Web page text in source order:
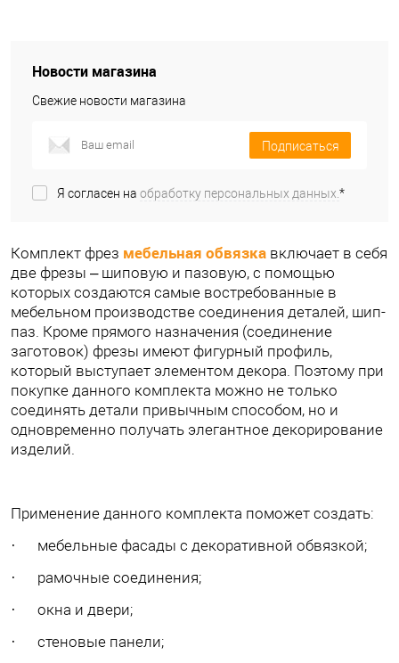
Новости магазина
Свежие новости магазина
Подписаться
Я согласен на обработку персональных данных.*
Комплект фрез мебельная обвязка включает в себя
две фрезы – шиповую и пазовую, с помощью
которых создаются самые востребованные в
мебельном производстве соединения деталей, шип-
паз. Кроме прямого назначения (соединение
заготовок) фрезы имеют фигурный профиль,
который выступает элементом декора. Поэтому при
покупке данного комплекта можно не только
соединять детали привычным способом, но и
одновременно получать элегантное декорирование
изделий.
Применение данного комплекта поможет создать:
· мебельные фасады с декоративной обвязкой;
· рамочные соединения;
· окна и двери;
· стеновые панели;